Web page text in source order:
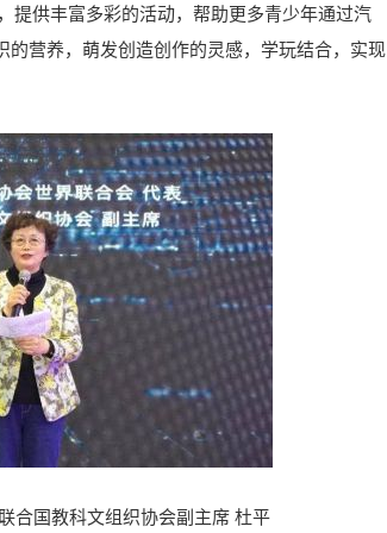
提供丰富多彩的活动，帮助更多青少年通过汽
营养，萌发创造创作的灵感，学玩结合，实现
合国教科文组织协会副主席 杜平